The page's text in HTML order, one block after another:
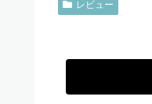
レビュー